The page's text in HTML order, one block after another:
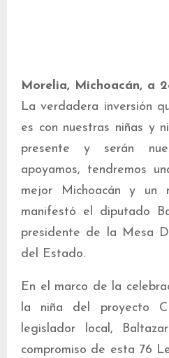
Morelia, Michoacán, a
La verdadera inversión
es con nuestras niñas y
presente y serán
apoyamos, tendremos
mejor Michoacán y un
manifestó el diputado
presidente de la Mesa
del Estado.
En el marco de la
la niña del proyecto
legislador local,
compromiso de esta 76